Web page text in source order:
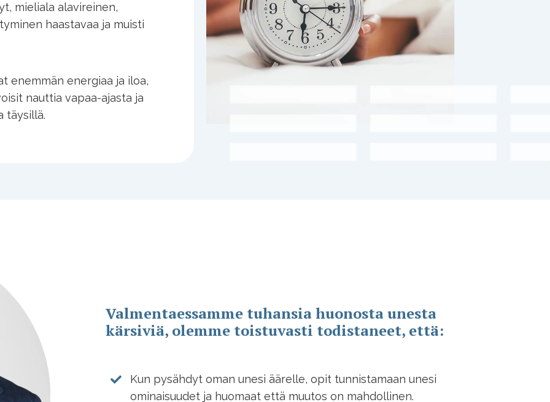
mieliala alavireinen,
haastavaa ja muisti
enemmän energiaa ja iloa,
nauttia vapaa-ajasta ja
täysillä.
Valmentaessamme tuhansia huonosta unesta
kärsiviä, olemme toistuvasti todistaneet, että:
Kun pysähdyt oman unesi äärelle, opit tunnistamaan unesi
ominaisuudet ja huomaat että muutos on mahdollinen.